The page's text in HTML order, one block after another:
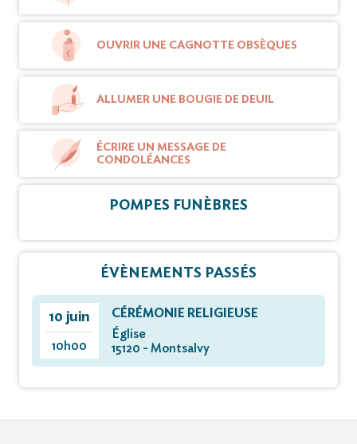
OUVRIR UNE CAGNOTTE OBSÈQUES
ALLUMER UNE BOUGIE DE DEUIL
ÉCRIRE UN MESSAGE DE
CONDOLÉANCES
POMPES FUNÈBRES
ÉVÈNEMENTS PASSÉS
10 juin
10h00
CÉRÉMONIE RELIGIEUSE
Église
15120 - Montsalvy